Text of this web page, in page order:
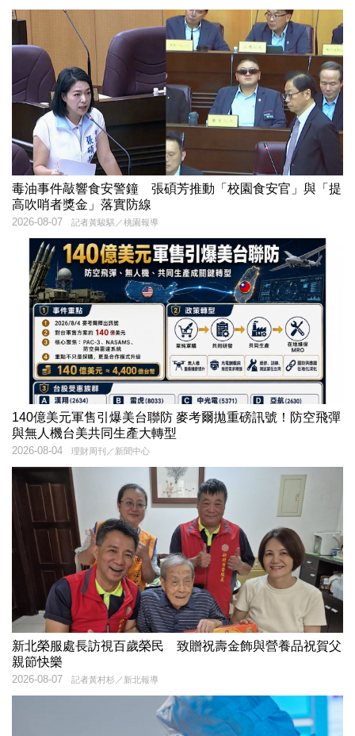
毒油事件敲響食安警鐘 張碩芳推動「校園食安官」與「提
高吹哨者獎金」落實防線
記者黃駿騏／桃園報導
2026-08-07
140億美元軍售引爆美台聯防 麥考爾拋重磅訊號！防空飛彈
與無人機台美共同生產大轉型
理財周刊／新聞中心
2026-08-04
新北榮服處長訪視百歲榮民 致贈祝壽金飾與營養品祝賀父
親節快樂
記者黃村杉／新北報導
2026-08-07